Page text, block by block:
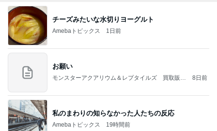
チーズみたいな水切りヨーグルト
Amebaトピックス 1日前
お願い
モンスターアクアリウム＆レプタイルズ 買取販売
8日前
私のまわりの知らなかった人たちの反応
Amebaトピックス 19時間前